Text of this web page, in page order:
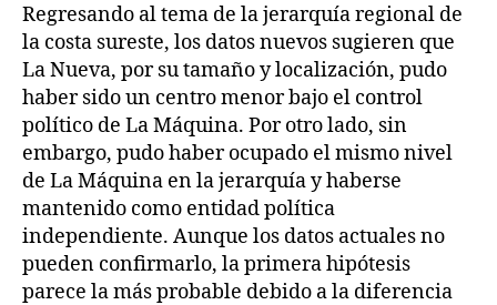
Regresando al tema de la jerarquía regional de
la costa sureste, los datos nuevos sugieren que
La Nueva, por su tamaño y localización, pudo
haber sido un centro menor bajo el control
político de La Máquina. Por otro lado, sin
embargo, pudo haber ocupado el mismo nivel
de La Máquina en la jerarquía y haberse
mantenido como entidad política
independiente. Aunque los datos actuales no
pueden confirmarlo, la primera hipótesis
parece la más probable debido a la diferencia